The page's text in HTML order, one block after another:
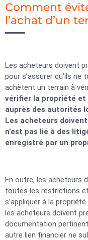
Comment
l’achat d’un
Les acheteurs doivent
pour s’assurer qu’ils ne
achètent un terrain à
vérifier la propriété et
auprès des autorités
Les acheteurs
n’est pas lié à des
enregistré par un
En outre, les acheteurs
toutes les restrictions
s’appliquer à la
les acheteurs doivent
documentation
autre lien financier ne